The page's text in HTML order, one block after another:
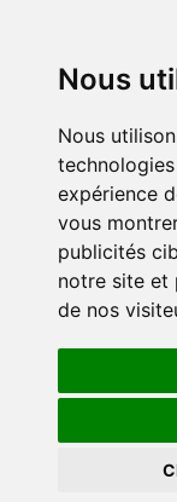
Nous
Nous
expérience
vous
publicités
notre site et
de nos